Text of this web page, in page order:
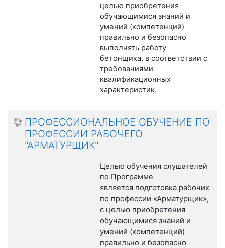
целью приобретения
обучающимися знаний и
умений (компетенций)
правильно и безопасно
выполнять работу
бетонщика, в соответствии с
требованиями
квалификационных
характеристик.
ПРОФЕССИОНАЛЬНОЕ ОБУЧЕНИЕ ПО
ПРОФЕССИИ РАБОЧЕГО
"АРМАТУРЩИК"
Целью обучения слушателей
по Программе
является подготовка рабочих
по профессии «Арматурщик»,
с целью приобретения
обучающимися знаний и
умений (компетенций)
правильно и безопасно